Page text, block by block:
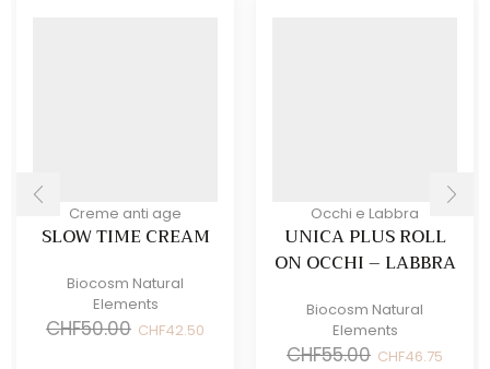
Creme anti age
SLOW TIME CREAM
Biocosm Natural
Elements
CHF50.00 IlCHF42.50
Occhi e Labbra
UNICA PLUS ROLL
ON OCCHI – LABBRA
Biocosm Natural
Elements
CHF55.00 IlCHF46.75